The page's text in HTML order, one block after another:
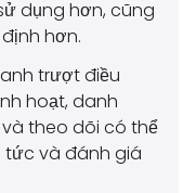
dụng hơn, cũng
hơn.
trượt điều
hoạt, danh
theo dõi có thể
tức và đánh giá